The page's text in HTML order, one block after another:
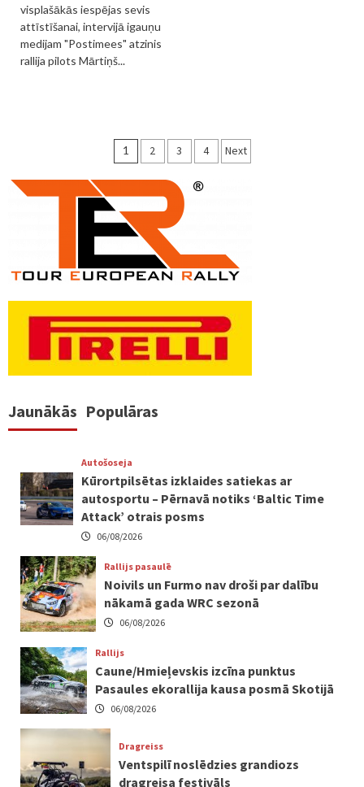
visplašākās iespējas sevis
attīstīšanai, intervijā igauņu
medijam "Postimees" atzinis
rallija pilots Mārtiņš...
Ziņu
numerācija
pēc
lappusēm
1 2 3 4 Next
Jaunākās Populāras
Autošoseja
Kūrortpilsētas izklaides satiekas ar
autosportu – Pērnavā notiks ‘Baltic Time
Attack’ otrais posms
06/08/2026
Rallijs pasaulē
Noivils un Furmo nav droši par dalību
nākamā gada WRC sezonā
06/08/2026
Rallijs
Caune/Hmieļevskis izcīna punktus
Pasaules ekorallija kausa posmā Skotijā
06/08/2026
Dragreiss
Ventspilī noslēdzies grandiozs
dragreisa festivāls